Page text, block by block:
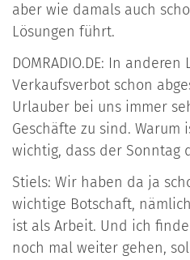
aber wie damals auch
Lösungen führt.
DOMRADIO.DE: In
Verkaufsverbot schon
Urlauber bei uns immer
Geschäfte zu sind. Warum
wichtig, dass der Sonntag
Stiels: Wir haben da ja
wichtige Botschaft,
ist als Arbeit. Und ich
noch mal weiter gehen,